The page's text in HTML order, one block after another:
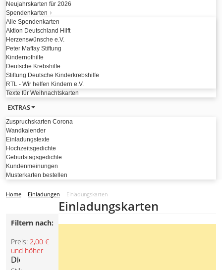
Neujahrskarten für 2026
Spendenkarten
Alle Spendenkarten
Aktion Deutschland Hilft
Herzenswünsche e.V.
Peter Maffay Stiftung
Kindernothilfe
Deutsche Krebshilfe
Stiftung Deutsche Kinderkrebshilfe
RTL - Wir helfen Kindern e.V.
Texte für Weihnachtskarten
EXTRAS
Zuspruchskarten Corona
Wandkalender
Einladungstexte
Hochzeitsgedichte
Geburtstagsgedichte
Kundenmeinungen
Musterkarten bestellen
Home Einladungen Einladungskarten
Einladungskarten
Filtern nach:
Preis: 2,00 €
und höher
Diesen